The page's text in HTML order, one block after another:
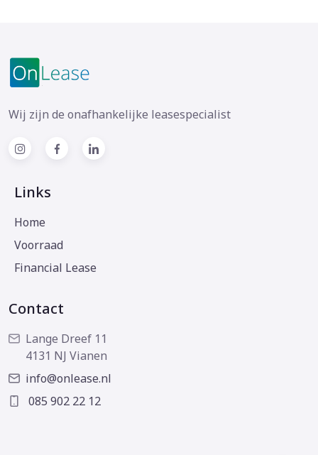
Wij zijn de onafhankelijke leasespecialist
Links
Home
Voorraad
Financial Lease
Contact
Lange Dreef 11
4131 NJ Vianen
info@onlease.nl
085 902 22 12